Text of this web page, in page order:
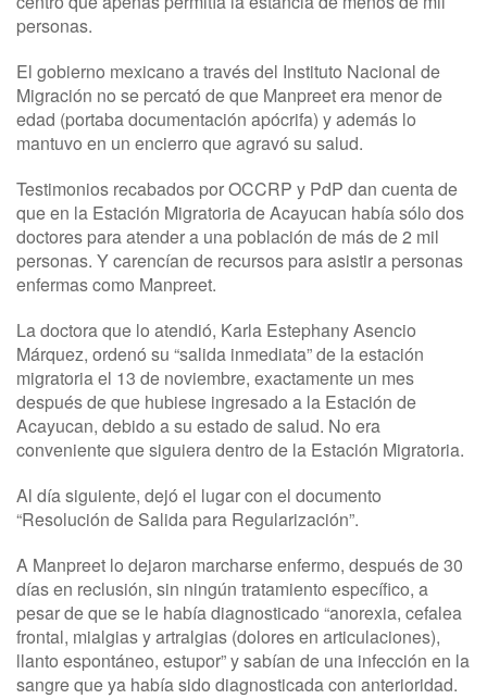
personas.
El gobierno mexicano a través del Instituto Nacional de
Migración no se percató de que Manpreet era menor de
edad (portaba documentación apócrifa) y además lo
mantuvo en un encierro que agravó su salud.
Testimonios recabados por OCCRP y PdP dan cuenta de
que en la Estación Migratoria de Acayucan había sólo dos
doctores para atender a una población de más de 2 mil
personas. Y carencían de recursos para asistir a personas
enfermas como Manpreet.
La doctora que lo atendió, Karla Estephany Asencio
Márquez, ordenó su “salida inmediata” de la estación
migratoria el 13 de noviembre, exactamente un mes
después de que hubiese ingresado a la Estación de
Acayucan, debido a su estado de salud. No era
conveniente que siguiera dentro de la Estación Migratoria.
Al día siguiente, dejó el lugar con el documento
“Resolución de Salida para Regularización”.
A Manpreet lo dejaron marcharse enfermo, después de 30
días en reclusión, sin ningún tratamiento específico, a
pesar de que se le había diagnosticado “anorexia, cefalea
frontal, mialgias y artralgias (dolores en articulaciones),
llanto espontáneo, estupor” y sabían de una infección en la
sangre que ya había sido diagnosticada con anterioridad.